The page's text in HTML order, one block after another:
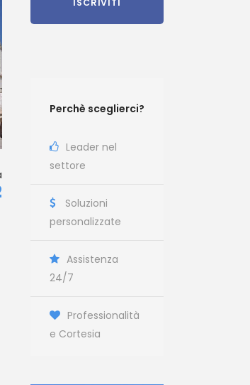
Perchè sceglierci?
Leader nel
settore
Soluzioni
personalizzate
Assistenza
24/7
Professionalità
e Cortesia